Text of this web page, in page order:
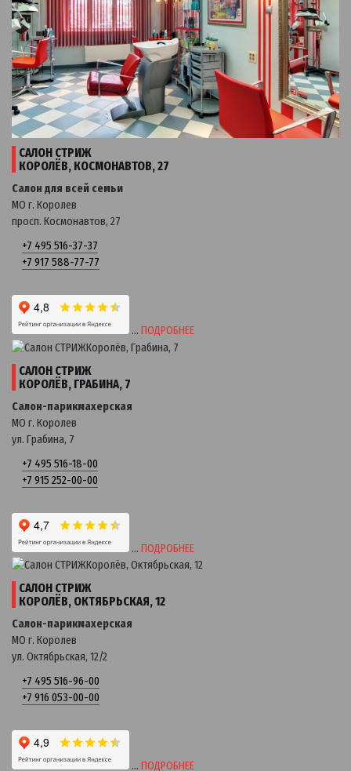
САЛОН СТРИЖ
КОРОЛЁВ, КОСМОНАВТОВ, 27
Салон для всей семьи
МО г. Королев
просп. Космонавтов, 27
+7 495 516-37-37
+7 917 588-77-77
… ПОДРОБНЕЕ
САЛОН СТРИЖ
КОРОЛЁВ, ГРАБИНА, 7
Салон-парикмахерская
МО г. Королев
ул. Грабина, 7
+7 495 516-18-00
+7 915 252-00-00
… ПОДРОБНЕЕ
САЛОН СТРИЖ
КОРОЛЁВ, ОКТЯБРЬСКАЯ, 12
Салон-парикмахерская
МО г. Королев
ул. Октябрьская, 12/2
+7 495 516-96-00
+7 916 053-00-00
… ПОДРОБНЕЕ